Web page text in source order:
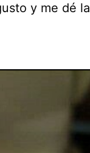
y me dé la